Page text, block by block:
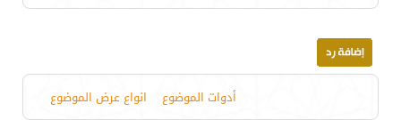
أدوات الموضوع انواع عرض الموضوع